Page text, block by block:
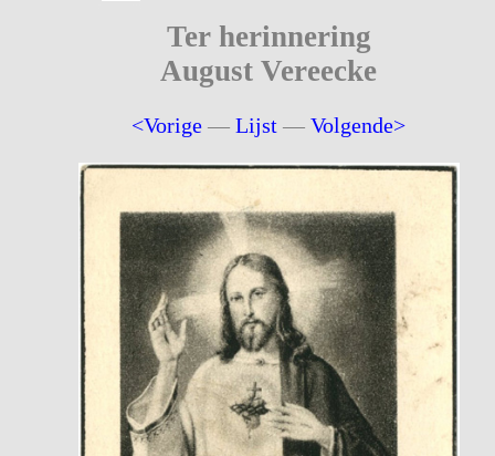
Ter herinnering
August Vereecke
<Vorige —Lijst —Volgende>